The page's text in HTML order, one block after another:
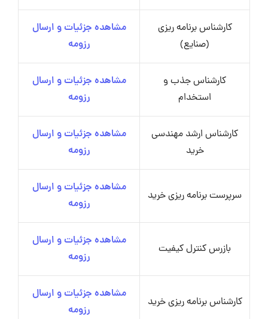
کارشناس برنامه ریزی
(صنایع)
مشاهده جزئیات و ارسال
رزومه
کارشناس جذب و
استخدام
مشاهده جزئیات و ارسال
رزومه
کارشناس ارشد مهندسی
خرید
مشاهده جزئیات و ارسال
رزومه
سرپرست برنامه ریزی خرید
مشاهده جزئیات و ارسال
رزومه
بازرس کنترل کیفیت
مشاهده جزئیات و ارسال
رزومه
کارشناس برنامه ریزی خرید
مشاهده جزئیات و ارسال
رزومه